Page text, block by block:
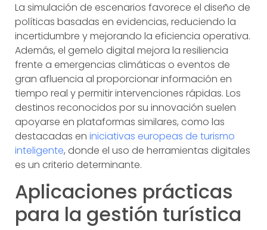
La simulación de escenarios favorece el diseño de
políticas basadas en evidencias, reduciendo la
incertidumbre y mejorando la eficiencia operativa.
Además, el gemelo digital mejora la resiliencia
frente a emergencias climáticas o eventos de
gran afluencia al proporcionar información en
tiempo real y permitir intervenciones rápidas. Los
destinos reconocidos por su innovación suelen
apoyarse en plataformas similares, como las
destacadas en iniciativas europeas de turismo
inteligente, donde el uso de herramientas digitales
es un criterio determinante.
Aplicaciones prácticas
para la gestión turística